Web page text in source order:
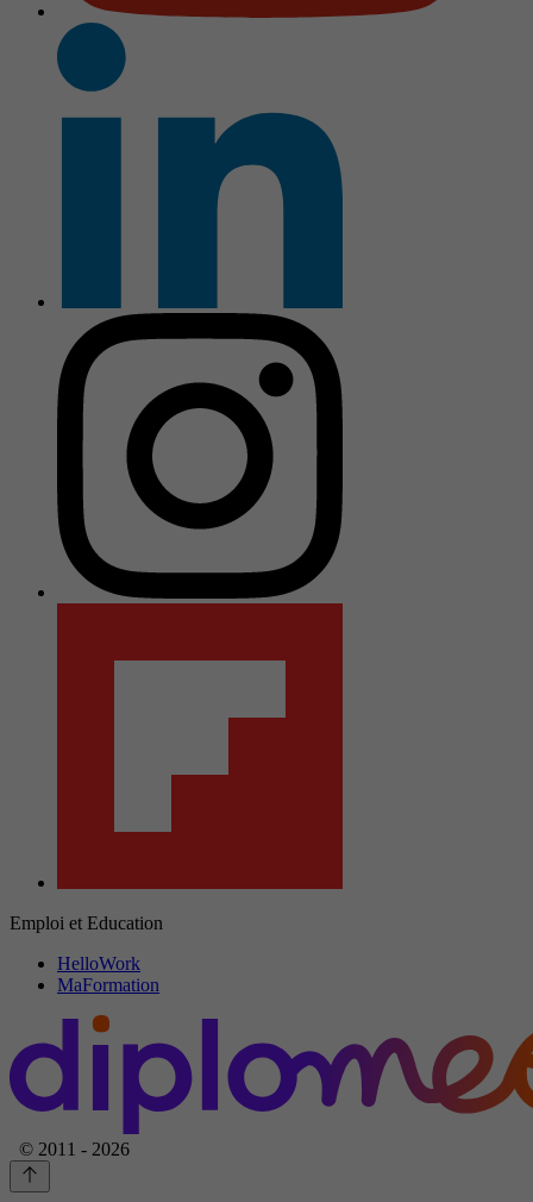
Emploi et Education
HelloWork
MaFormation
© 2011 - 2026